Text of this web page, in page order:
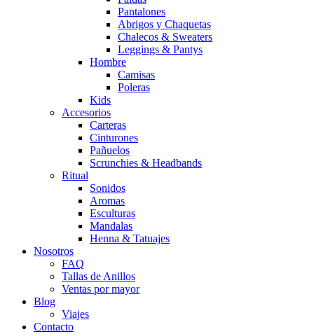
Pantalones
Abrigos y Chaquetas
Chalecos & Sweaters
Leggings & Pantys
Hombre
Camisas
Poleras
Kids
Accesorios
Carteras
Cinturones
Pañuelos
Scrunchies & Headbands
Ritual
Sonidos
Aromas
Esculturas
Mandalas
Henna & Tatuajes
Nosotros
FAQ
Tallas de Anillos
Ventas por mayor
Blog
Viajes
Contacto